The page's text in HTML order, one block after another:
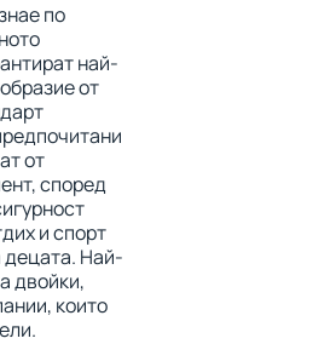
по
най-
от
от
според
и спорт
децата. Най-
двойки,
които